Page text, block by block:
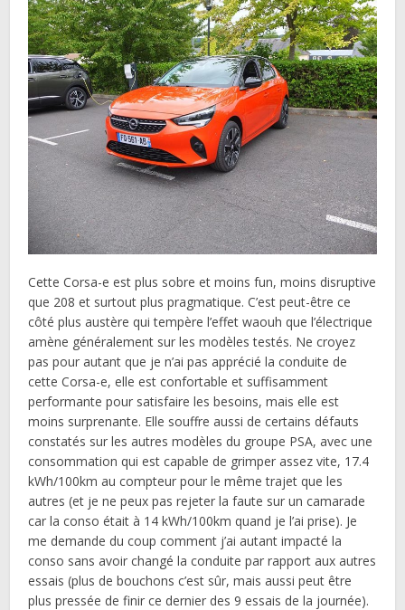
Cette Corsa-e est plus sobre et moins fun, moins disruptive
que 208 et surtout plus pragmatique. C’est peut-être ce
côté plus austère qui tempère l’effet waouh que l’électrique
amène généralement sur les modèles testés. Ne croyez
pas pour autant que je n’ai pas apprécié la conduite de
cette Corsa-e, elle est confortable et suffisamment
performante pour satisfaire les besoins, mais elle est
moins surprenante. Elle souffre aussi de certains défauts
constatés sur les autres modèles du groupe PSA, avec une
consommation qui est capable de grimper assez vite, 17.4
kWh/100km au compteur pour le même trajet que les
autres (et je ne peux pas rejeter la faute sur un camarade
car la conso était à 14 kWh/100km quand je l’ai prise). Je
me demande du coup comment j’ai autant impacté la
conso sans avoir changé la conduite par rapport aux autres
essais (plus de bouchons c’est sûr, mais aussi peut être
plus pressée de finir ce dernier des 9 essais de la journée).